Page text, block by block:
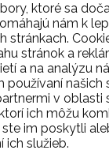
ktoré sa
nám k
stránkach.
stránok a
a na analýzu
používaní našich
v oblasti
ich môžu
im poskytli
ich služieb.